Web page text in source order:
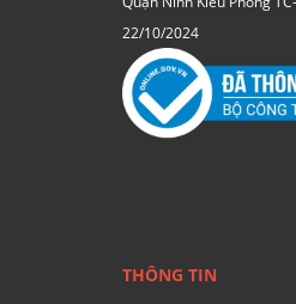
22/10/2024
THÔNG TIN